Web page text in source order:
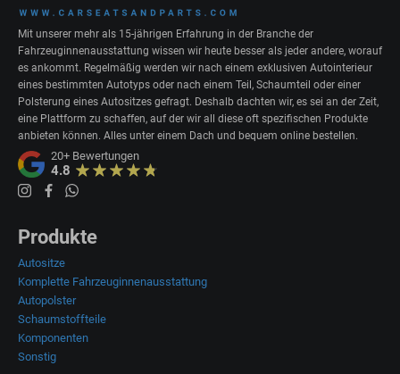
Mit unserer mehr als 15-jährigen Erfahrung in der Branche der
Fahrzeuginnenausstattung wissen wir heute besser als jeder andere, worauf
es ankommt. Regelmäßig werden wir nach einem exklusiven Autointerieur
eines bestimmten Autotyps oder nach einem Teil, Schaumteil oder einer
Polsterung eines Autositzes gefragt. Deshalb dachten wir, es sei an der Zeit,
eine Plattform zu schaffen, auf der wir all diese oft spezifischen Produkte
anbieten können. Alles unter einem Dach und bequem online bestellen.
20+ Bewertungen
4.8
Produkte
Autositze
Komplette Fahrzeuginnenausstattung
Autopolster
Schaumstoffteile
Komponenten
Sonstig